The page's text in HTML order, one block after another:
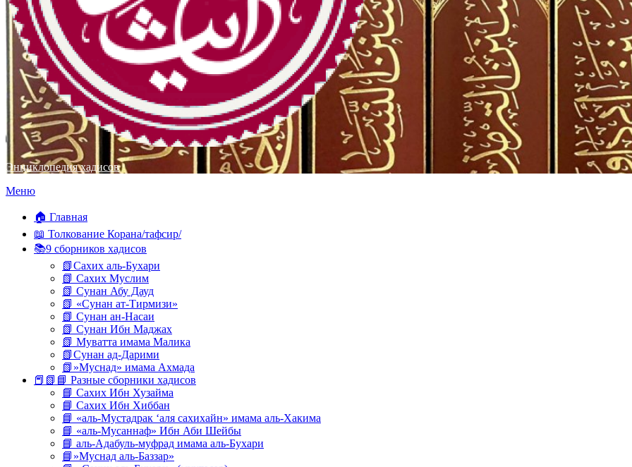
Энциклопедия хадисов
Перейти
содержимому
Меню
🏠 Главная
📖 Толкование Корана/тафсир/
📚9 сборников хадисов
📗Сахих аль-Бухари
📗 Сахих Муслим
📗 Сунан Абу Дауд
📗 «Сунан ат-Тирмизи»
📗 Сунан ан-Насаи
📗 Сунан Ибн Маджах
📗 Муватта имама Малика
📗Сунан ад-Дарими
📗»Муснад» имама Ахмада
📕📗📘 Разные сборники хадисов
📘 Сахих Ибн Хузайма
📘 Сахих Ибн Хиббан
📘 «аль-Мустадрак ‘аля сахихайн» имама аль-Хакима
📘 «аль-Мусаннаф» Ибн Аби Шейбы
📘 аль-Адабуль-муфрад имама аль-Бухари
📘»Муснад аль-Баззар»